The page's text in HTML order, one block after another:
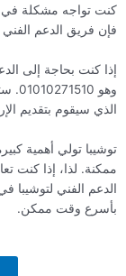
كنت تواجه مشكلة في
فإن فريق الدعم
إذا كنت بحاجة إلى
وهو
الذي سيقوم بتقديم
توشيبا تولي أهمية
ممكنة. لذا، إذا كنت
الدعم الفني
بأسرع وقت ممكن.